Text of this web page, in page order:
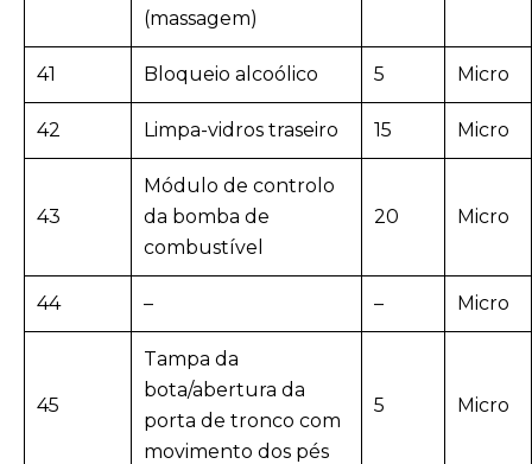
(massagem)
41 Bloqueio alcoólico 5 Micro
42 Limpa-vidros traseiro 15 Micro
43
Módulo de controlo
da bomba de
combustível
20 Micro
44 – – Micro
45
Tampa da
bota/abertura da
porta de tronco com
movimento dos pés
5 Micro